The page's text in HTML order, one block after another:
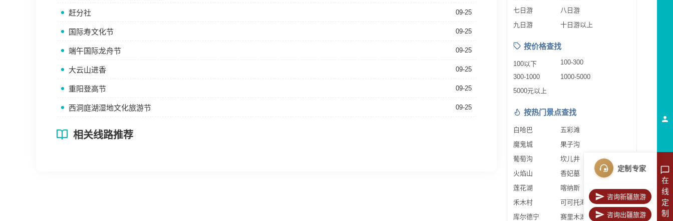
赶分社 09-25
国际寿文化节 09-25
端午国际龙舟节 09-25
大云山进香 09-25
重阳登高节 09-25
西洞庭湖湿地文化旅游节 09-25
相关线路推荐
七日游
八日游
九日游
十日游以上
按价格查找
100以下
100-300
300-1000
1000-5000
5000元以上
按热门景点查找
白哈巴
五彩滩
魔鬼城
果子沟
葡萄沟
坎儿井
火焰山
香妃墓
莲花湖
喀纳斯
禾木村
可可托海
库尔德宁
赛里木湖
在
线
定
制
定制专家
咨询新疆旅游
咨询出疆旅游